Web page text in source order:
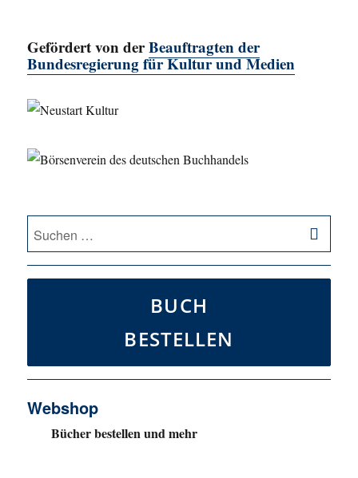
Gefördert von derBeauftragten der
Bundesregierung für Kultur und Medien
Suche
nach:
BUCH
BESTELLEN
Webshop
Bücher bestellen und mehr